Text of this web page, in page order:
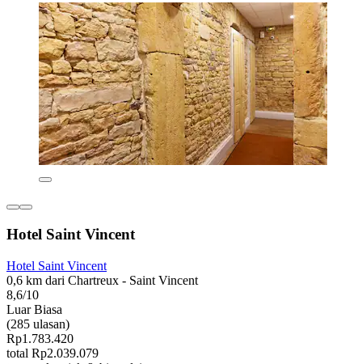
Hotel Saint Vincent
Hotel Saint Vincent
0,6 km dari Chartreux - Saint Vincent
8,6/10
Luar Biasa
(285 ulasan)
Rp1.783.420
total Rp2.039.079